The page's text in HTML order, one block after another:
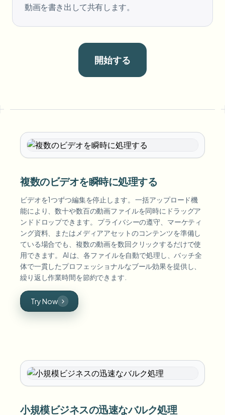
動画を書き出して共有します。
開始する
複数のビデオを瞬時に処理する
ビデオを1つずつ編集を停止します。 一括アップロード機
能により、数十や数百の動画ファイルを同時にドラッグア
ンドドロップできます。 プライバシーの遵守、マーケティ
ング資料、またはメディアアセットのコンテンツを準備し
ている場合でも、複数の動画を数回クリックするだけで使
用できます。 AI は、各ファイルを自動で処理し、バッチ全
体で一貫したプロフェッショナルなブール効果を提供し、
繰り返し作業時間を節約できます.
Try Now
小規模ビジネスの迅速なバルク処理